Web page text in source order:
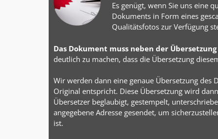
Es genügt, wenn Sie uns eine
Dokuments in Form eines
Qualitätsfotos zur Verfügung
Das Dokument muss neben der
deutlich zu machen, dass die Übersetzung
Wir werden dann eine genaue Übersetzung des
Original entspricht. Diese Übersetzung wird
Übersetzer beglaubigt, gestempelt,
angegebene Adresse gesendet, um
ist.